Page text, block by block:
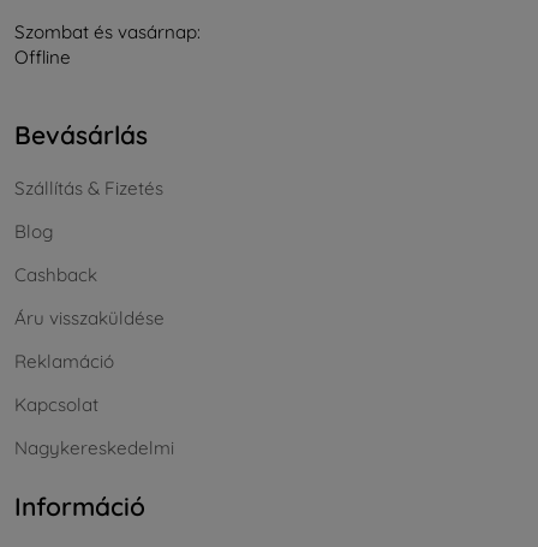
Szombat és vasárnap:
Offline
Bevásárlás
Szállítás & Fizetés
Blog
Cashback
Áru visszaküldése
Reklamáció
Kapcsolat
Nagykereskedelmi
Információ